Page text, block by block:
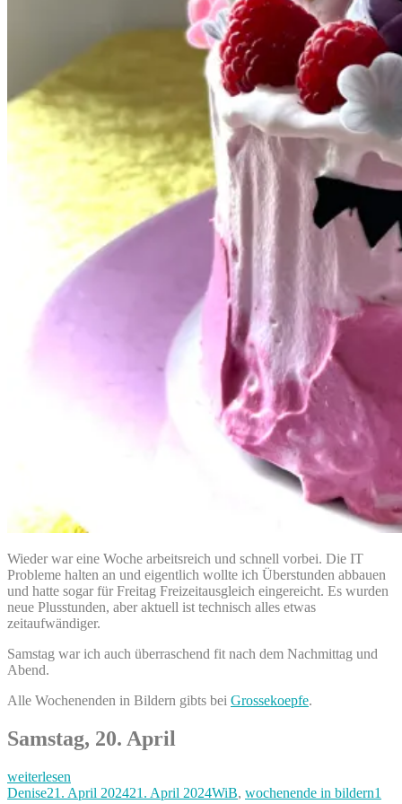
Wieder war eine Woche arbeitsreich und schnell vorbei. Die IT
Probleme halten an und eigentlich wollte ich Überstunden abbauen
und hatte sogar für Freitag Freizeitausgleich eingereicht. Es wurden
neue Plusstunden, aber aktuell ist technisch alles etwas
zeitaufwändiger.
Samstag war ich auch überraschend fit nach dem Nachmittag und
Abend.
Alle Wochenenden in Bildern gibts bei Grossekoepfe.
Samstag, 20. April
„This
is
weiterlesen
Autor
DeniseVeröffentlicht
21. April 202421. April 2024Kategorien
WiB, wochenende in bildern1